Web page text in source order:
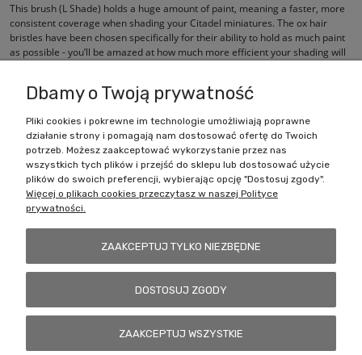
This brush (L Shade) holds a huge amount of paint, meaning a faster, more
consistent coverage when shading your Citadel miniatures. The ox hair
bristles have been chosen specifically for their ability to hold as much paint
as possible - you’ll be amazed at how much more efficient your shading will
Zakupy
Pomoc
Dbamy o Twoją prywatność
Pliki cookies i pokrewne im technologie umożliwiają poprawne
działanie strony i pomagają nam dostosować ofertę do Twoich
potrzeb. Możesz zaakceptować wykorzystanie przez nas
wszystkich tych plików i przejść do sklepu lub dostosować użycie
plików do swoich preferencji, wybierając opcję "Dostosuj zgody".
Więcej o plikach cookies przeczytasz w naszej Polityce
prywatności.
ZAAKCEPTUJ TYLKO NIEZBĘDNE
DOSTOSUJ ZGODY
ZAAKCEPTUJ WSZYSTKIE